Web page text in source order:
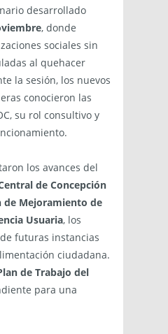
desarrollado
, donde
sociales sin
al quehacer
la sesión, los nuevos
conocieron las
su rol consultivo y
los avances del
de Concepción
de Mejoramiento de
Usuaria, los
futuras instancias
ciudadana.
de Trabajo del
para una